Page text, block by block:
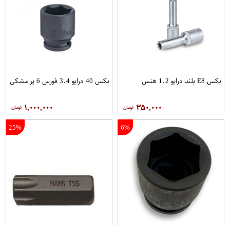
بکس E8 بلند درایو 1.2 هنس
۳۵۰,۰۰۰
بکس 40 درایو 3.4 فورس 6 پر مشکی
۱,۰۰۰,۰۰۰
6%
25%